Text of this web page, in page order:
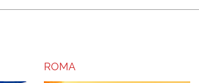
ROMA